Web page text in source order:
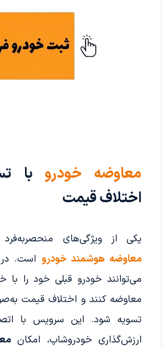
معاوضه خودروبا
اختلاف قیمت
یکی از ویژگی‌های
معاوضه هوشمند خودرواست. در
می‌توانند خودرو قبلی خود را با
معاوضه کنند و اختلاف قیمت
تسویه شود. این سرویس با
ارزش‌گذاری خودروشاپ، امکان